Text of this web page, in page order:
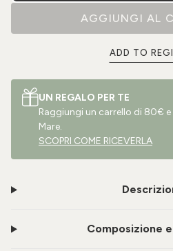
AGGIUNGI AL
ADD TO
UN REGALO PER TE
Raggiungi un carrello di 80€ e
Mare.
SCOPRI COME RICEVERLA
Composizione